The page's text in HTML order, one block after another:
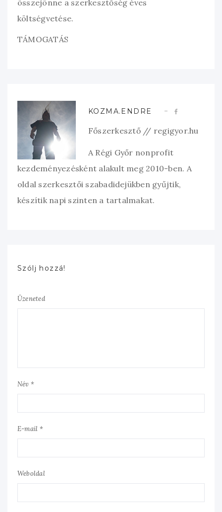
összejönne a szerkesztőség éves
költségvetése.
TÁMOGATÁS
KOZMA.ENDRE
Főszerkesztő // regigyor.hu
A Régi Győr nonprofit
kezdeményezésként alakult meg 2010-ben. A
oldal szerkesztői szabadidejükben gyűjtik,
készítik napi szinten a tartalmakat.
Szólj hozzá!
Üzeneted
Név *
E-mail *
Weboldal